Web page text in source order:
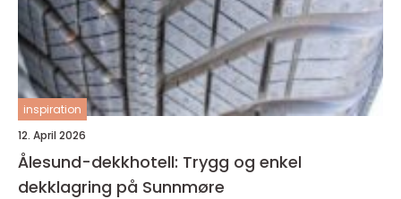
inspiration
12. April 2026
Ålesund-dekkhotell: Trygg og enkel
dekklagring på Sunnmøre